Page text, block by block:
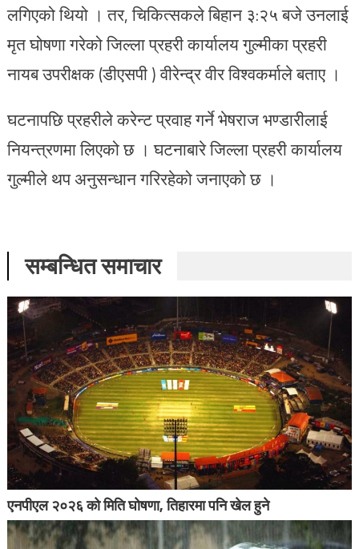
लगिएको थियो । तर, चिकित्सकले बिहान ३:२५ बजे उनलाई
मृत घोषणा गरेको जिल्ला प्रहरी कार्यालय गुल्मीका प्रहरी
नायब उपरीक्षक (डीएसपी ) वीरेन्द्र वीर विश्वकर्माले बताए ।
घटनापछि प्रहरीले करेन्ट प्रवाह गर्ने भेषराज भण्डारीलाई
नियन्त्रणमा लिएको छ । घटनाबारे जिल्ला प्रहरी कार्यालय
गुल्मीले थप अनुसन्धान गरिरहेको जनाएको छ ।
सम्बन्धित समाचार
एनपीएल २०२६ को मिति घोषणा, तिहारमा पनि खेल हुने